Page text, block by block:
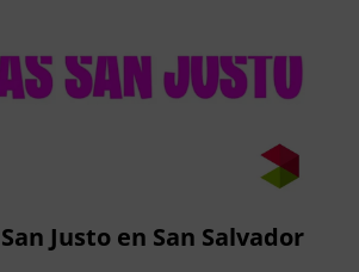
Justo en San Salvador